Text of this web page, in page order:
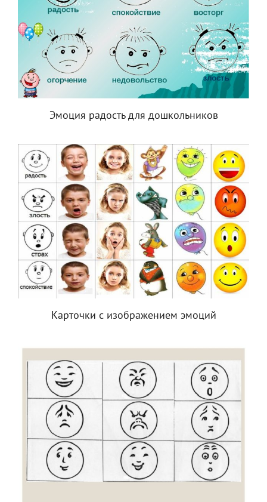
Эмоция радость для дошкольников
Карточки с изображением эмоций